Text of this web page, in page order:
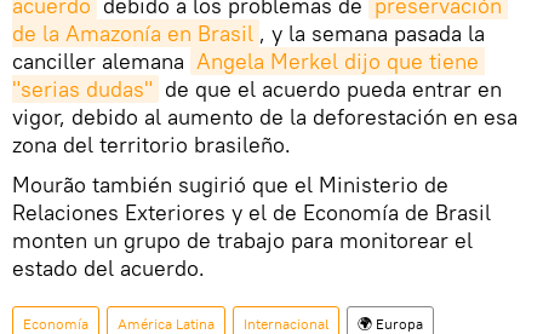
acuerdo debido a los problemas de preservación
de la Amazonía en Brasil , y la semana pasada la
canciller alemana Angela Merkel dijo que tiene
"serias dudas" de que el acuerdo pueda entrar en
vigor, debido al aumento de la deforestación en esa
zona del territorio brasileño.
Mourão también sugirió que el Ministerio de
Relaciones Exteriores y el de Economía de Brasil
monten un grupo de trabajo para monitorear el
estado del acuerdo.
Economía América Latina Internacional 🌍 Europa